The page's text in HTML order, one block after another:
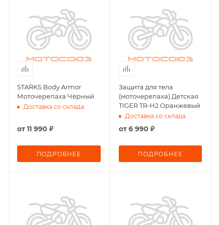
STARKS Body Armor
Моточерепаха Чёрный
Доставка со склада
от11 990 ₽
ПОДРОБНЕЕ
Защита для тела
(моточерепаха) Детская
TIGER TR-H2 Оранжевый
Доставка со склада
от6 990 ₽
ПОДРОБНЕЕ